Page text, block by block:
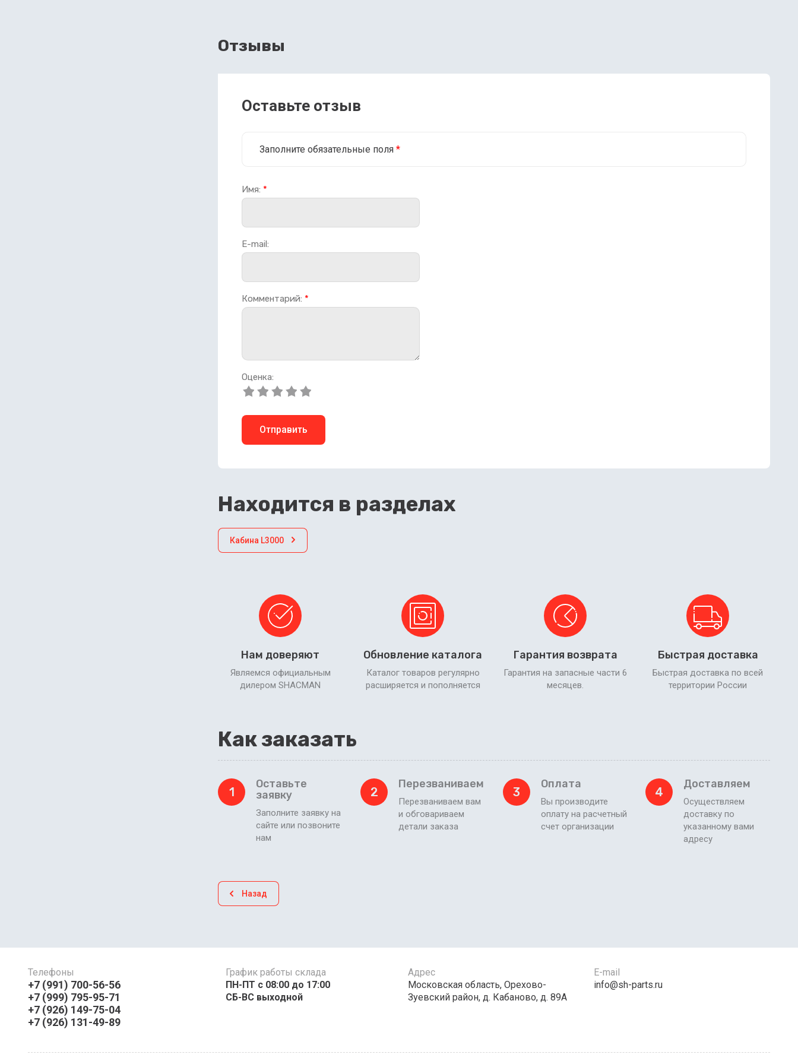
Отзывы
Оставьте отзыв
Заполните обязательные поля *
Имя: *
E-mail:
Комментарий: *
Оценка:
Отправить
Находится в разделах
Кабина L3000
Нам доверяют
Являемся официальным
дилером SHACMAN
Обновление каталога
Каталог товаров регулярно
расширяется и пополняется
Гарантия возврата
Гарантия на запасные части 6
месяцев.
Быстрая доставка
Быстрая доставка по всей
территории России
Как заказать
1
Оставьте
заявку
Заполните заявку на
сайте или позвоните
нам
2
Перезваниваем
Перезваниваем вам
и обговариваем
детали заказа
3
Оплата
Вы производите
оплату на расчетный
счет организации
4
Доставляем
Осуществляем
доставку по
указанному вами
адресу
Назад
Телефоны
+7 (991) 700-56-56
+7 (999) 795-95-71
+7 (926) 149-75-04
+7 (926) 131-49-89
График работы склада
ПН-ПТ с 08:00 до 17:00 ​​​​​​
СБ-ВС выходной
Адрес
Московская область, Орехово-
Зуевский район, д. Кабаново, д. 89А
E-mail
info@sh-parts.ru